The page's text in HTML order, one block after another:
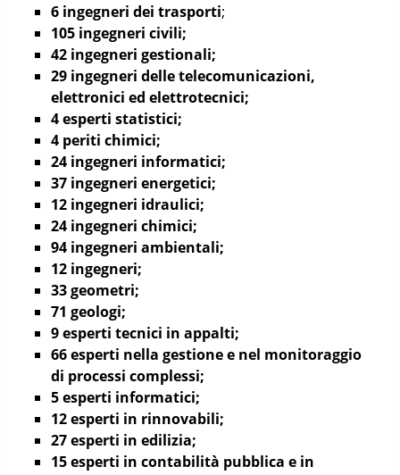
6 ingegneri dei trasporti;
105 ingegneri civili;
42 ingegneri gestionali;
29 ingegneri delle telecomunicazioni,
elettronici ed elettrotecnici;
4 esperti statistici;
4 periti chimici;
24 ingegneri informatici;
37 ingegneri energetici;
12 ingegneri idraulici;
24 ingegneri chimici;
94 ingegneri ambientali;
12 ingegneri;
33 geometri;
71 geologi;
9 esperti tecnici in appalti;
66 esperti nella gestione e nel monitoraggio
di processi complessi;
5 esperti informatici;
12 esperti in rinnovabili;
27 esperti in edilizia;
15 esperti in contabilità pubblica e in